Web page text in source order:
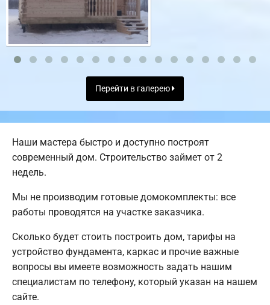
Перейти в галерею
Наши мастера быстро и доступно построят
современный дом. Строительство займет от 2
недель.
Мы не производим готовые домокомплекты: все
работы проводятся на участке заказчика.
Сколько будет стоить построить дом, тарифы на
устройство фундамента, каркас и прочие важные
вопросы вы имеете возможность задать нашим
специалистам по телефону, который указан на нашем
сайте.